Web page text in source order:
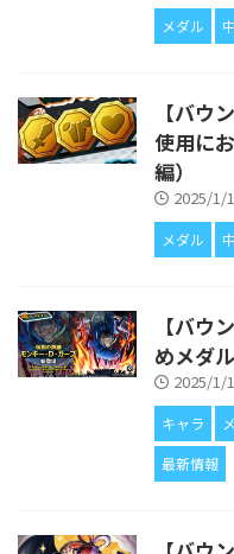
メダル
【バウ
使用に
編）
2025/1/
メダル
【バウ
めメダ
2025/1/
キャラ
最新情報